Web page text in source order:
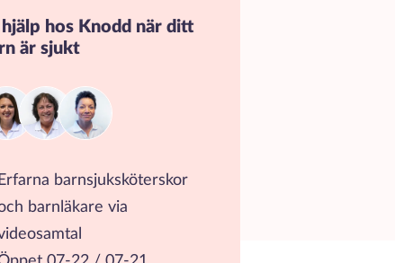
hjälp hos Knodd när ditt
är sjukt
Erfarna barnsjuksköterskor
barnläkare via